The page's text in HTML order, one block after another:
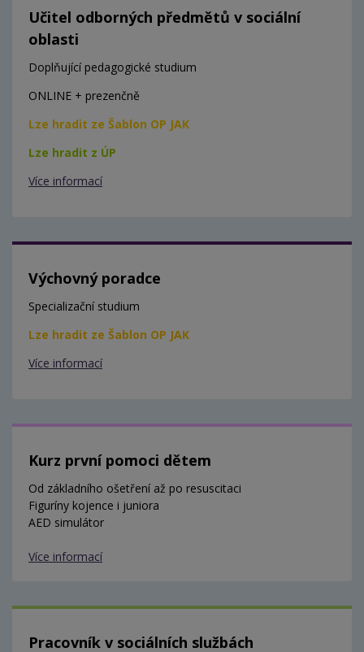
Učitel odborných předmětů v sociální
oblasti
Doplňující pedagogické studium
ONLINE + prezenčně
Lze hradit ze Šablon OP JAK
Lze hradit z ÚP
Více informací
Výchovný poradce
Specializační studium
Lze hradit ze Šablon OP JAK
Více informací
Kurz první pomoci dětem
Od základního ošetření až po resuscitaci
Figuríny kojence i juniora
AED simulátor
Více informací
Pracovník v sociálních službách